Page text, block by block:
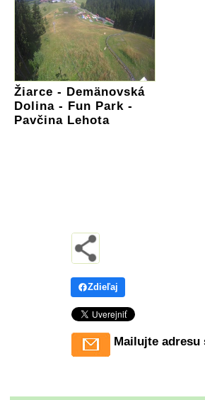
Žiarce - Demänovská
Dolina - Fun Park -
Pavčina Lehota
Zdieľaj
Mailujte adresu